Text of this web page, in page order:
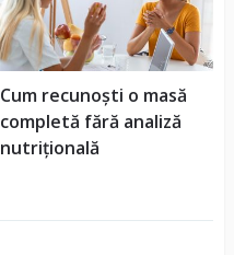
Cum recunoști o masă
completă fără analiză
nutrițională